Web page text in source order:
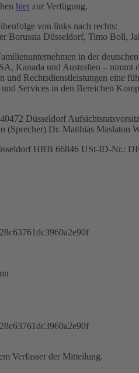
hier zur Verfügung.
von links nach rechts:
Borussia Düsseldorf, Timo Boll,
in der
Kanada und Australien – nimmt
und Rechtsdienstleistungen eine
Services in den Bereichen
Düsseldorf
(Sprecher) Dr. Matthias Maslaton
HRB 66846 USt-ID-Nr.:
Verfasser der Mitteilung.